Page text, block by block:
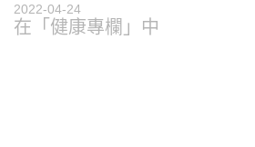
2022-04-24
在「健康專欄」中